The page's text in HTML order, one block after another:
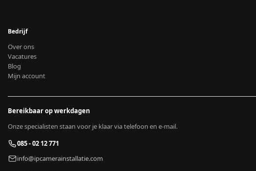
Bedrijf
Over ons
Vacatures
Blog
Mijn account
Bereikbaar op werkdagen
Onze specialisten staan voor je klaar via telefoon en e-mail.
085 - 02 12 771
info@ipcamerainstallatie.com